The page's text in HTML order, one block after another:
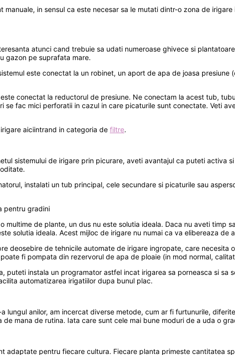
manuale, in sensul ca este necesar sa le mutati dintr-o zona de
atunci cand trebuie sa udati numeroase ghivece si
gazon pe suprafata mare.
este conectat la un robinet, un aport de apa de joasa
conectat la reductorul de presiune. Ne conectam la acest tub,
se fac mici perforatii in cazul in care picaturile sunt conectate. Veti
aiciintrand in categoria de filtre.
sistemului de irigare prin picurare, aveti avantajul ca puteti
instalati un tub principal, cele secundare si picaturile sau
pentru gradini
multime de plante, un dus nu este solutia ideala. Daca nu aveti
solutia ideala. Acest mijloc de irigare nu numai ca va elibereaza
deosebire de tehnicile automate de irigare ingropate, care
fi pompata din rezervorul de apa de ploaie (in mod normal,
puteti instala un programator astfel incat irigarea sa porneasca si
automatizarea irigatiilor dupa bunul plac.
lungul anilor, am incercat diverse metode, cum ar fi furtunurile,
mana de rutina. Iata care sunt cele mai bune moduri de a uda o
adaptate pentru fiecare cultura. Fiecare planta primeste cantitatea